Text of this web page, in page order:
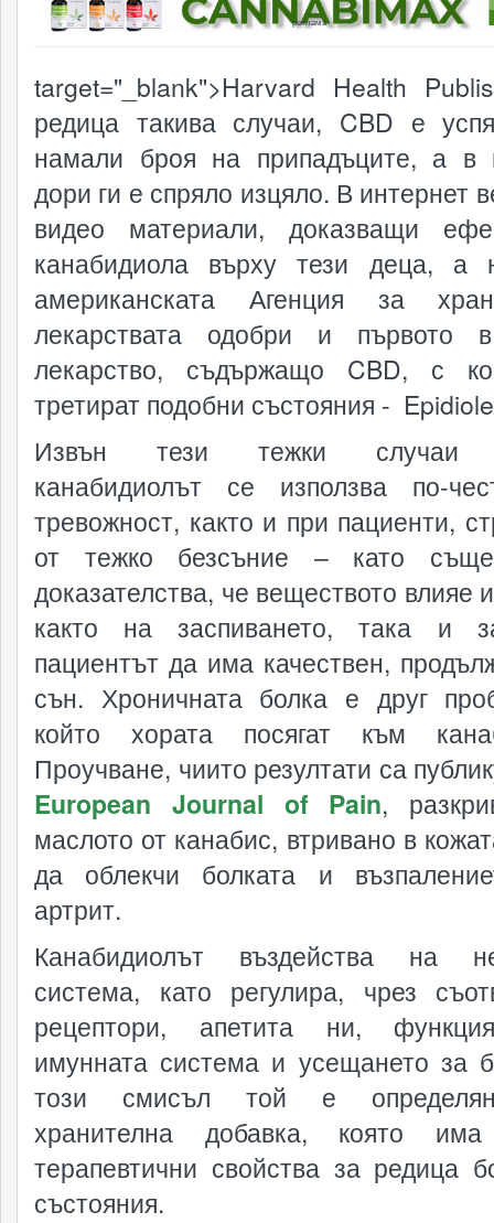
реклама
target="_blank">Harvard Health
редица такива случаи, CBD е
намали броя на припадъците, а в
дори ги е спряло изцяло. В интернет
видео материали, доказващи
канабидиола върху тези деца, а
американската Агенция за
лекарствата одобри и първото
лекарство, съдържащо CBD, с
третират подобни състояния -
Извън тези тежки случаи
канабидиолът се използва по-
тревожност, както и при пациенти,
от тежко безсъние – като
доказателства, че веществото влияе
както на заспиването, така и
пациентът да има качествен,
сън. Хроничната болка е друг
който хората посягат към
Проучване, чиито резултати са
European Journal of Pain,
маслото от канабис, втривано в
да облекчи болката и
артрит.
Канабидиолът въздейства на
система, като регулира, чрез
рецептори, апетита ни,
имунната система и усещането за
този смисъл той е
хранителна добавка, която
терапевтични свойства за редица
състояния.